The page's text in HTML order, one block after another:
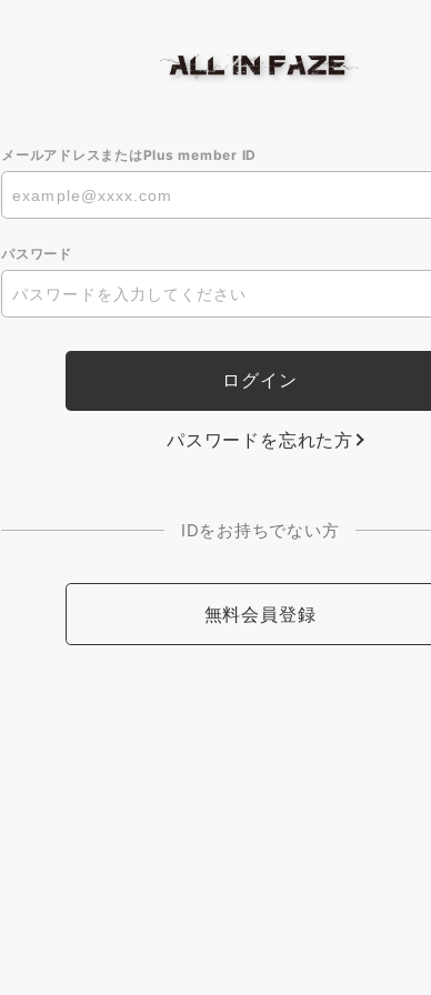
メールアドレスまたはPlus member ID
パスワード
パスワードを忘れた方
IDをお持ちでない方
無料会員登録